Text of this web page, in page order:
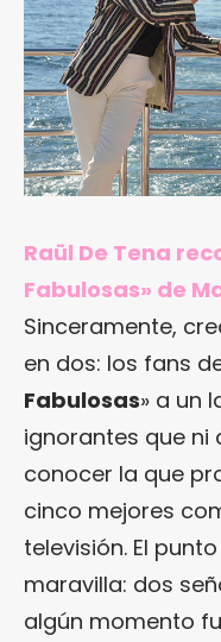
Raül De Tena
Fabulosas» de
Sinceramente,
en dos: los fans
Fabulosas» a un
ignorantes que ni
conocer la que
cinco mejores
televisión. El
maravilla: dos
algún momento